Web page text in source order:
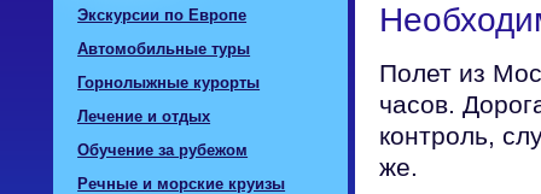
Экскурсии по Европе
Автомобильные туры
Горнолыжные курорты
Лечение и отдых
Обучение за рубежом
Речные и морские круизы
Полет из
часов.
контроль,
же.